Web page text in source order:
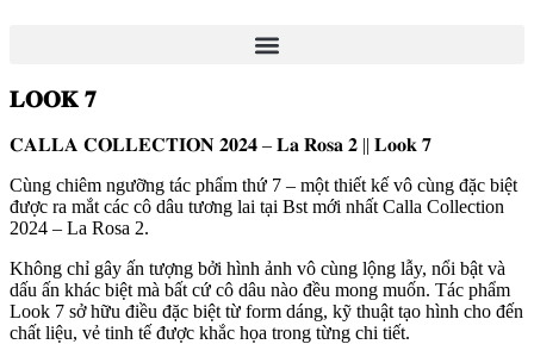
𝐋𝐎𝐎𝐊 𝟕
𝐂𝐀𝐋𝐋𝐀 𝐂𝐎𝐋𝐋𝐄𝐂𝐓𝐈𝐎𝐍 𝟐𝟎𝟐𝟒 – 𝐋𝐚 𝐑𝐨𝐬𝐚 𝟐 || 𝐋𝐨𝐨𝐤 𝟕
Cùng chiêm ngưỡng tác phẩm thứ 7 – một thiết kế vô cùng đặc biệt
được ra mắt các cô dâu tương lai tại Bst mới nhất Calla Collection
2024 – La Rosa 2.
Không chỉ gây ấn tượng bởi hình ảnh vô cùng lộng lẫy, nổi bật và
dấu ấn khác biệt mà bất cứ cô dâu nào đều mong muốn. Tác phẩm
Look 7 sở hữu điều đặc biệt từ form dáng, kỹ thuật tạo hình cho đến
chất liệu, vẻ tinh tế được khắc họa trong từng chi tiết.